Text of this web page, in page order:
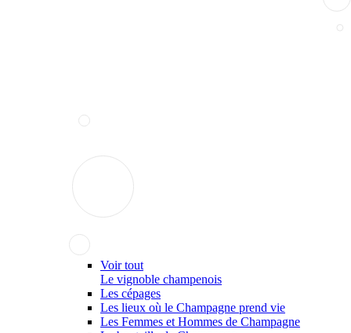
Voir tout
Le vignoble champenois
Les cépages
Les lieux où le Champagne prend vie
Les Femmes et Hommes de Champagne